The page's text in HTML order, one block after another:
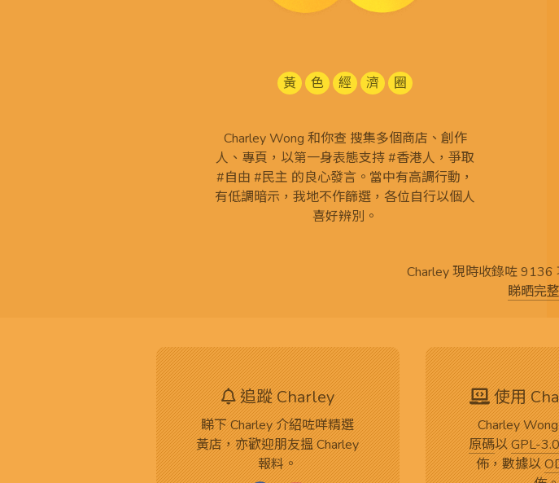
黃 色 經 濟 圈
Charley Wong 和你查 搜集多個商店、創作
人、專頁，以第一身表態支持 #香港人，爭取
#自由 #民主 的良心發言。當中有高調行動，
有低調暗示，我地不作篩選，各位自行以個人
喜好辨別。
Charley 現時收錄咗 9136
睇晒完
追蹤 Charley
睇下 Charley 介紹咗咩精選
黃店，亦歡迎朋友搵 Charley
報料。
使用
Charley
原碼以GPL-
佈，數據以